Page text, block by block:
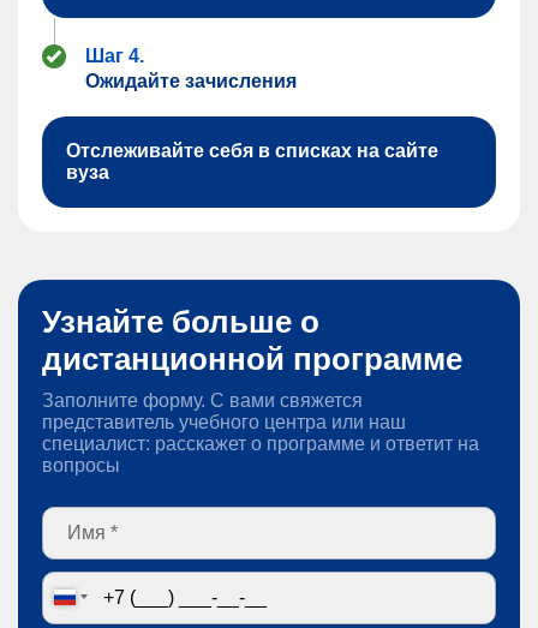
Шаг 4.
Ожидайте зачисления
Отслеживайте себя в списках на сайте
вуза
Узнайте больше о
дистанционной программе
Заполните форму. С вами свяжется
представитель учебного центра или наш
специалист: расскажет о программе и ответит на
вопросы